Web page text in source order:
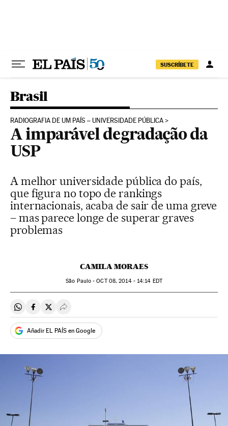
SUSCRÍBETE
Brasil
RADIOGRAFIA DE UM PAÍS – UNIVERSIDADE PÚBLICA
A imparável degradação da
USP
A melhor universidade pública do país,
que figura no topo de rankings
internacionais, acaba de sair de uma greve
– mas parece longe de superar graves
problemas
CAMILA MORAES
São Paulo -OCT08, 2014 - 14:14 EDT
Compartir en Whatsapp
Compartir en Facebook
Compartir en Twitter
Desplegar Redes Sociales
Añadir EL PAÍS en Google